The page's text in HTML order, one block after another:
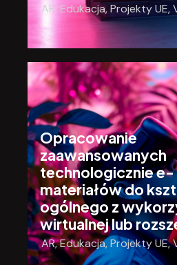
AR, Edukacja,Projekty UE,
Opracowanie
zaawansowanych
technologicznie e-
materiałów do
ogólnego z
wirtualnej lub
AR,Edukacja,Projekty UE,